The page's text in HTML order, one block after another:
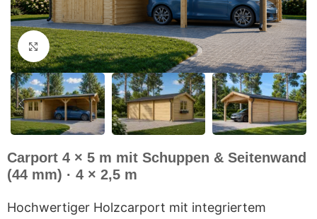
Klick zum Vergrößern
Carport 4 × 5 m mit Schuppen & Seitenwand
(44 mm) · 4 × 2,5 m
Hochwertiger Holzcarport mit integriertem